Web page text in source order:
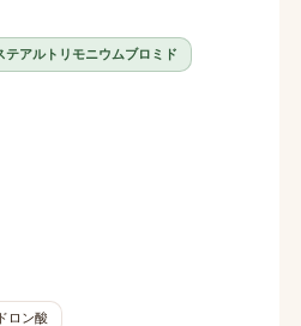
テアルトリモニウムブロミド
ロン酸